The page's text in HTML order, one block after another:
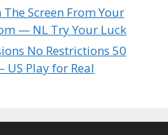
Screen From Your
— NL Try Your Luck
No Restrictions 50
US Play for Real